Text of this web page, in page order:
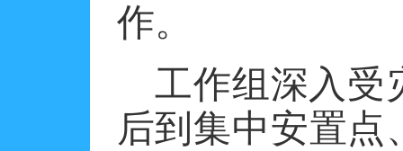
作。
工作组深入受
后到集中安置点